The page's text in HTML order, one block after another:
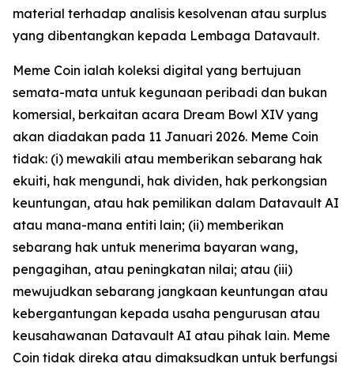
material terhadap analisis kesolvenan atau surplus
yang dibentangkan kepada Lembaga Datavault.
Meme Coin ialah koleksi digital yang bertujuan
semata-mata untuk kegunaan peribadi dan bukan
komersial, berkaitan acara Dream Bowl XIV yang
akan diadakan pada 11 Januari 2026. Meme Coin
tidak: (i) mewakili atau memberikan sebarang hak
ekuiti, hak mengundi, hak dividen, hak perkongsian
keuntungan, atau hak pemilikan dalam Datavault AI
atau mana-mana entiti lain; (ii) memberikan
sebarang hak untuk menerima bayaran wang,
pengagihan, atau peningkatan nilai; atau (iii)
mewujudkan sebarang jangkaan keuntungan atau
kebergantungan kepada usaha pengurusan atau
keusahawanan Datavault AI atau pihak lain. Meme
Coin tidak direka atau dimaksudkan untuk berfungsi